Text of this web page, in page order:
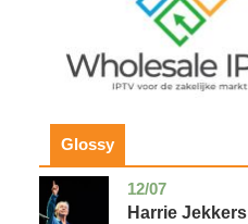
Glossy
12/07
zuid-
holland
glossy
Harrie Jekkers